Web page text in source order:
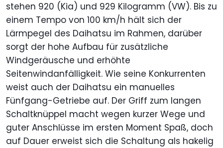
stehen 920 (Kia) und 929 Kilogramm (VW). Bis zu
einem Tempo von 100 km/h hält sich der
Lärmpegel des Daihatsu im Rahmen, darüber
sorgt der hohe Aufbau für zusätzliche
Windgeräusche und erhöhte
Seitenwindanfälligkeit. Wie seine Konkurrenten
weist auch der Daihatsu ein manuelles
Fünfgang-Getriebe auf. Der Griff zum langen
Schaltknüppel macht wegen kurzer Wege und
guter Anschlüsse im ersten Moment Spaß, doch
auf Dauer erweist sich die Schaltung als hakelig